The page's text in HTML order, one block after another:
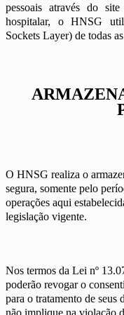
pessoais através do
hospitalar, o HNSG
Sockets Layer) de todas
O HNSG realiza o
segura, somente pelo
operações aqui
legislação vigente.
Nos termos da Lei nº
poderão revogar o
para o tratamento de seus
não implique na violação